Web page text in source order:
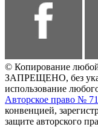
© Копирование
ЗАПРЕЩЕНО, без
использование
Авторское право №
конвенцией,
защите авторского